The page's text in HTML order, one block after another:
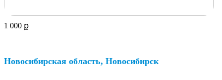
1 000 ք
Новосибирская область, Новосибирск